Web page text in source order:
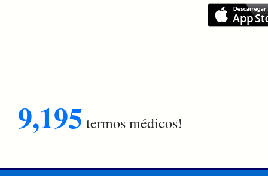
9,195 termos médicos!